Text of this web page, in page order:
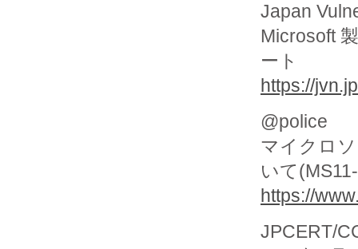
Japan
Microsoft
ート
https://
@police
マイクロ
いて
https://
JPCERT/